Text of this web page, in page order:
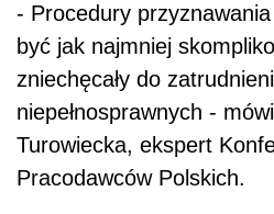
- Procedury
być jak najmniej
zniechęcały do
niepełnosprawnych -
Turowiecka, ekspert
Pracodawców Polskich.